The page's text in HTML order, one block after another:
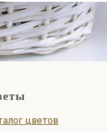
цветов